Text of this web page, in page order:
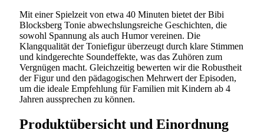
Mit einer Spielzeit von etwa 40 Minuten bietet der Bibi
Blocksberg Tonie abwechslungsreiche Geschichten, die
sowohl Spannung als auch Humor vereinen. Die
Klangqualität der Toniefigur überzeugt durch klare Stimmen
und kindgerechte Soundeffekte, was das Zuhören zum
Vergnügen macht. Gleichzeitig bewerten wir die Robustheit
der Figur und den pädagogischen Mehrwert der Episoden,
um die ideale Empfehlung für Familien mit Kindern ab 4
Jahren aussprechen zu können.
Produktübersicht und Einordnung